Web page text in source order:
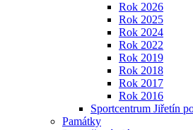
Rok 2026
Rok 2025
Rok 2024
Rok 2022
Rok 2019
Rok 2018
Rok 2017
Rok 2016
Sportcentrum Jiřetín
Památky